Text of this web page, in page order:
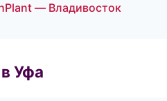
— Владивосток
Уфа